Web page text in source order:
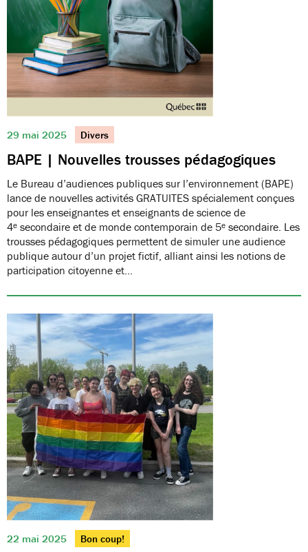
29 mai 2025 Divers
BAPE | Nouvelles trousses pédagogiques
Le Bureau d’audiences publiques sur l’environnement (BAPE)
lance de nouvelles activités GRATUITES spécialement conçues
pour les enseignantes et enseignants de science de
4ᵉ secondaire et de monde contemporain de 5ᵉ secondaire. Les
trousses pédagogiques permettent de simuler une audience
publique autour d’un projet fictif, alliant ainsi les notions de
participation citoyenne et…
22 mai 2025 Bon coup!